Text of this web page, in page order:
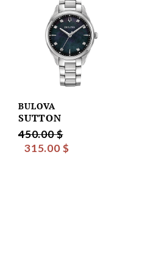
BULOVA
SUTTON
450.00 $
315.00 $